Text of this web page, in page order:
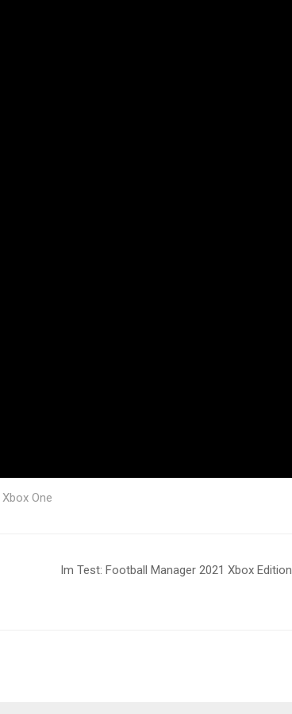
Xbox One
Im Test: Football Manager 2021 Xbox Edition